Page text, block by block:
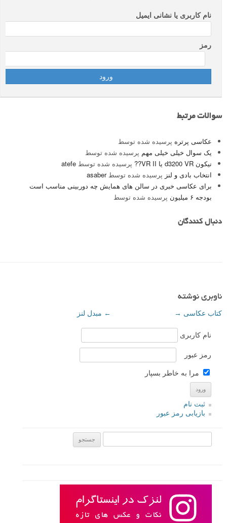
نام کاربری یا نشانی ایمیل
رمز
سوالات مرتبط
عکاسی پرتره پرسیده شده توسط
یک سوال خیلی خیلی مهم پرسیده شده توسط
نیکون d3200 VR یا VR II??
پرسیده شده توسط atefe
انتخاب بادی و لنز پرسیده شده توسطasaber
برای عکاسی خبری در سالن های همایش چه دوربینی مناسب است
بودجه ۶ میلیون
پرسیده شده توسط
دنبال کنندگان
ناوبری نوشته
← مبدل لنز کتاب عکاسی →
نام کاربری
رمز عبور
مرا به خاطر بسپار
ثبت نام
بازیابی رمز عبور